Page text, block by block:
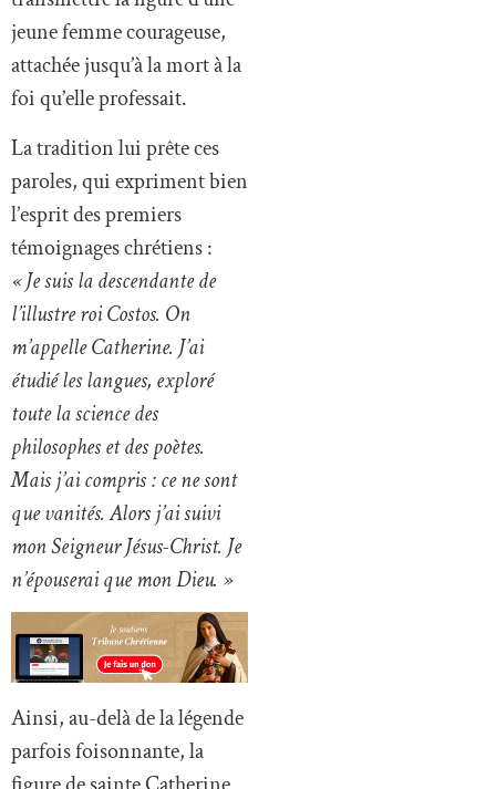
jeune femme courageuse,
attachée jusqu’à la mort à la
foi qu’elle professait.
La tradition lui prête ces
paroles, qui expriment bien
l’esprit des premiers
témoignages chrétiens :
« Je suis la descendante de
l’illustre roi Costos. On
m’appelle Catherine. J’ai
étudié les langues, exploré
toute la science des
philosophes et des poètes.
Mais j’ai compris : ce ne sont
que vanités. Alors j’ai suivi
mon Seigneur Jésus-Christ. Je
n’épouserai que mon Dieu. »
Ainsi, au-delà de la légende
parfois foisonnante, la